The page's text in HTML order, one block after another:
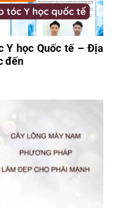
Y học Quốc tế – Địa
đến